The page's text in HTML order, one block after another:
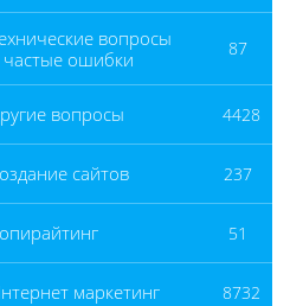
вопросы
частые ошибки
87
вопросы 4428
сайтов 237
51
маркетинг 8732